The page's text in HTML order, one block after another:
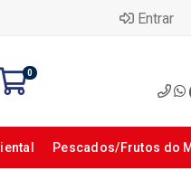
Entrar
0
Pescados/Frutos do